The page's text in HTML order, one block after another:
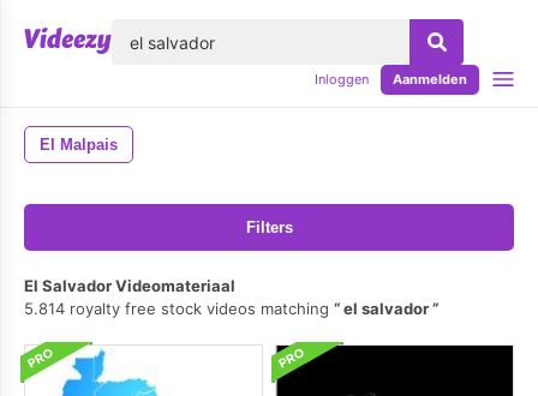
Inloggen Aanmelden
El Malpais
Filters
El Salvador Videomateriaal
5.814 royalty free stock videos matching
el salvador